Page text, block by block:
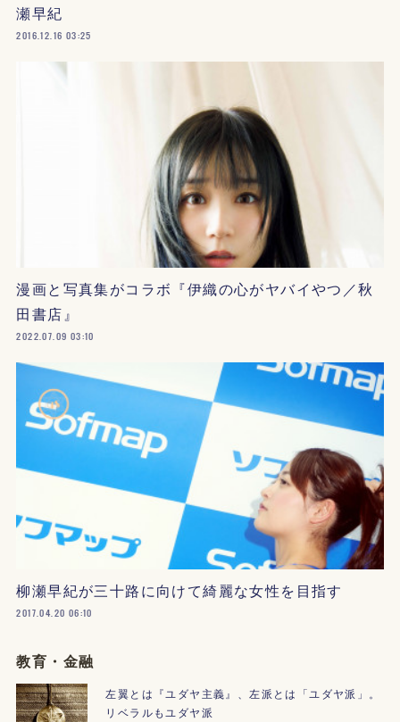
瀬早紀
2016.12.16 03:25
漫画と写真集がコラボ『伊織の心がヤバイやつ／秋
田書店』
2022.07.09 03:10
柳瀬早紀が三十路に向けて綺麗な女性を目指す
2017.04.20 06:10
教育・金融
左翼とは『ユダヤ主義』、左派とは「ユダヤ派」。
リベラルもユダヤ派